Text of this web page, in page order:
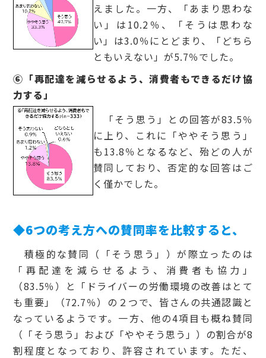
えました。一方、「あまり思わな
い」は10.2％、「そうは思わな
い」は3.0％にとどまり、「どちら
ともいえない」が5.7％でした。
⑥「再配達を減らせるよう、消費者もできるだけ協
力する」
「そう思う」との回答が83.5％
に上り、これに「ややそう思う」
も13.8％となるなど、殆どの人が
賛同しており、否定的な回答はご
く僅かでした。
◆6つの考え方への賛同率を比較すると、
積極的な賛同（「そう思う」）が際立ったのは
「再配達を減らせるよう、消費者も協力」
（83.5％）と「ドライバーの労働環境の改善はとて
も重要」（72.7％）の２つで、皆さんの共通認識と
なっているようです。一方、他の4項目も概ね賛同
（「そう思う」および「ややそう思う」）の割合が8
割程度となっており、許容されています。ただ、